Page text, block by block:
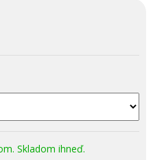
Skladom ihneď.